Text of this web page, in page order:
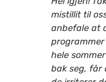
mistillit til
anbefale at
programmer
hele
bak seg, får